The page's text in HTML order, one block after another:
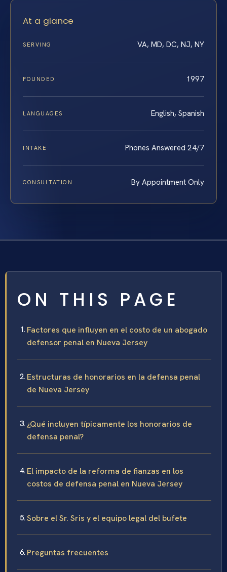
At a glance
SERVING VA, MD, DC, NJ, NY
FOUNDED 1997
LANGUAGES English, Spanish
INTAKE Phones Answered 24/7
CONSULTATION By Appointment Only
ON THIS PAGE
Factores que influyen en el costo de un abogado
defensor penal en Nueva Jersey
Estructuras de honorarios en la defensa penal
de Nueva Jersey
¿Qué incluyen típicamente los honorarios de
defensa penal?
El impacto de la reforma de fianzas en los
costos de defensa penal en Nueva Jersey
Sobre el Sr. Sris y el equipo legal del bufete
Preguntas frecuentes